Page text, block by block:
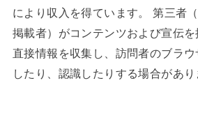
により収入を得ています。 第三者
掲載者）がコンテンツおよび宣伝
直接情報を収集し、訪問者のブラ
したり、認識したりする場合があり